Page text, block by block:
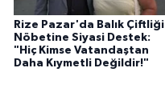
Rize Pazar'da Balık Çiftliği
Nöbetine Siyasi Destek:
"Hiç Kimse Vatandaştan
Daha Kıymetli Değildir!"